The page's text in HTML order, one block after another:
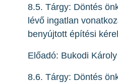
8.5. Tárgy: Döntés
lévő ingatlan
benyújtott építési
Előadó: Bukodi
8.6. Tárgy: Döntés